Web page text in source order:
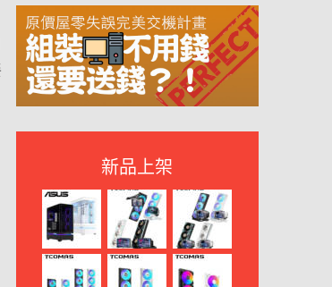
新品上架